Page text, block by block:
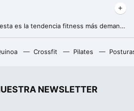
Ni Crossfit ni Pilates: esta es la tendencia fitness más demandada en España para 2025
Crossfit Pilates
NEWSLETTER